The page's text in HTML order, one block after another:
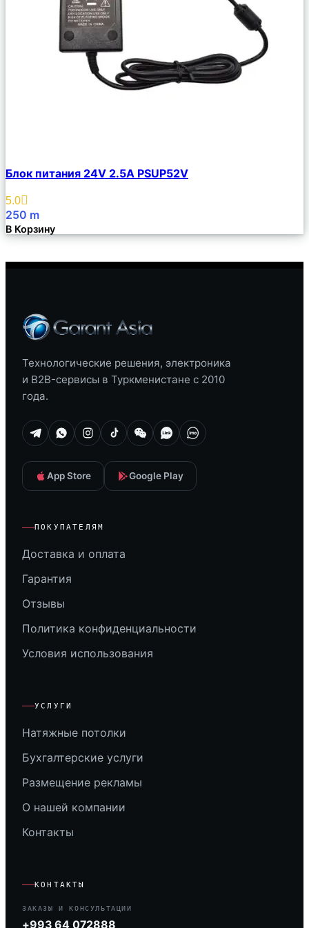
Описание
Избранное
Блок питания 24V 2.5A PSUP52V
5.0
250 m
В Корзину
Технологические решения, электроника
и B2B-сервисы в Туркменистане с 2010
года.
App Store Google Play
ПОКУПАТЕЛЯМ
Доставка и оплата
Гарантия
Отзывы
Политика конфиденциальности
Условия использования
УСЛУГИ
Натяжные потолки
Бухгалтерские услуги
Размещение рекламы
О нашей компании
Контакты
КОНТАКТЫ
ЗАКАЗЫ И КОНСУЛЬТАЦИИ
+993 64 072888